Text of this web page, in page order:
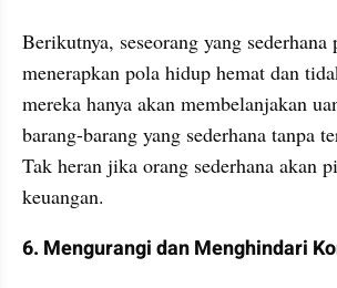
Berikutnya, seseorang yang sederhana
menerapkan pola hidup hemat dan
mereka hanya akan membelanjakan
barang-barang yang sederhana tanpa
Tak heran jika orang sederhana akan
keuangan.
6. Mengurangi dan Menghindari